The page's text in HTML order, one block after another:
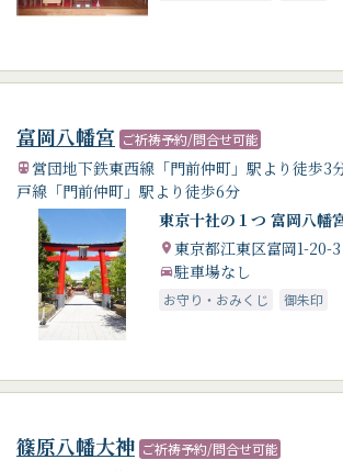
富岡八幡宮 ご祈祷予約/問合せ可能
営団地下鉄東西線「門前仲町」駅より徒歩
戸線「門前仲町」駅より徒歩6分
東京十社の１つ 富岡八幡
東京都江東区富岡1-20-3
駐車場なし
お守り・おみくじ 御朱印
篠原八幡大神 ご祈祷予約/問合せ可能